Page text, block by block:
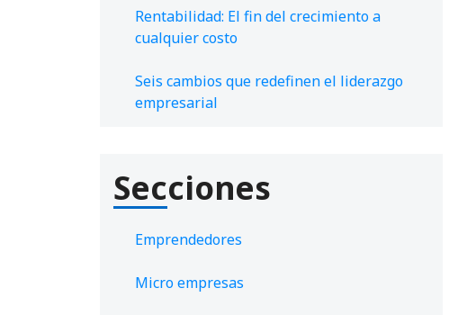
Rentabilidad: El fin del crecimiento a
cualquier costo
Seis cambios que redefinen el liderazgo
empresarial
Secciones
Emprendedores
Micro empresas